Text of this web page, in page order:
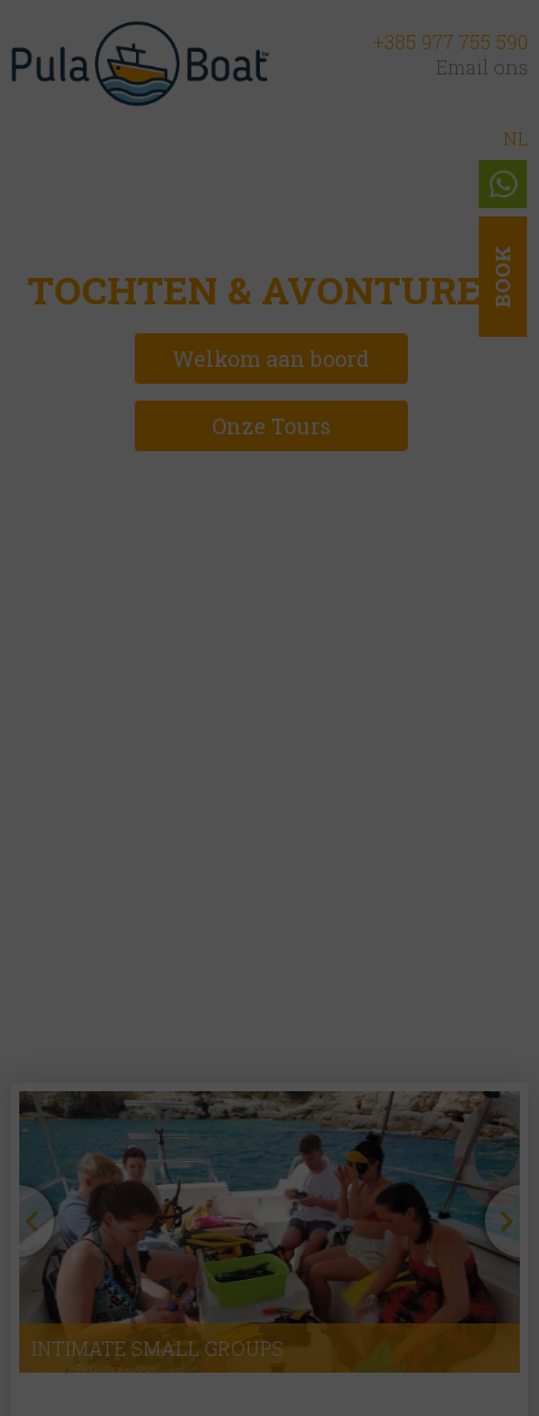
BOOK
NL
+385 977 755 590
Email ons
TOCHTEN & AVONTUREN
Welkom aan boord
Onze Tours
INTIMATE SMALL GROUPS